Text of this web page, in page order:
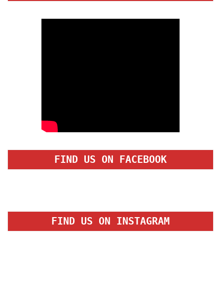
FIND US ON FACEBOOK
FIND US ON INSTAGRAM